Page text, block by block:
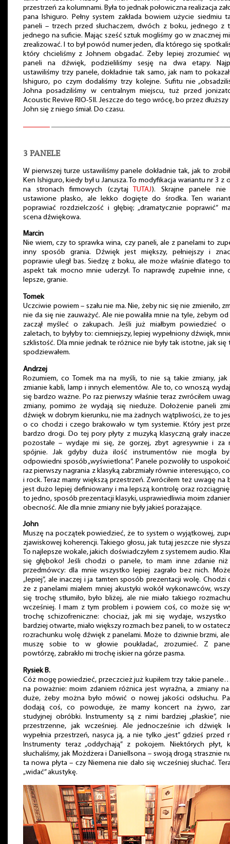
przestrzeń za kolumnami. Była to jednak połowiczna realizacja
pana Ishiguro. Pełny system zakłada bowiem użycie siedmiu
paneli – trzech przed słuchaczem, dwóch z boku, jednego z
jednego na suficie. Mając sześć sztuk mogliśmy go w znacznej
zrealizować. I to był powód numer jeden, dla którego się
który chcieliśmy z Johnem obgadać. Żeby lepiej zrozumieć
paneli na dźwięk, podzieliliśmy sesję na dwa etapy.
ustawiliśmy trzy panele, dokładnie tak samo, jak nam to
Ishiguro, po czym dodaliśmy trzy kolejne. Sufitu nie
Johna posadziliśmy w centralnym miejscu, tuż przed
Acoustic Revive RIO-5II. Jeszcze do tego wrócę, bo przez dłuższy
John się z niego śmiał. Do czasu.
3 PANELE
W pierwszej turze ustawiliśmy panele dokładnie tak, jak to
Ken Ishiguro, kiedy był u Janusza. To modyfikacja wariantu nr 3 z
na stronach firmowych (czytaj TUTAJ). Skrajne panele nie
ustawione płasko, ale lekko dogięte do środka. Ten
poprawiać rozdzielczość i głębię; „dramatycznie poprawić”
scena dźwiękowa.
Marcin
Nie wiem, czy to sprawka wina, czy paneli, ale z panelami to
inny sposób grania. Dźwięk jest miększy, pełniejszy i
poprawie uległ bas. Siedzę z boku, ale może właśnie dlatego
aspekt tak mocno mnie uderzył. To naprawdę zupełnie inne,
lepsze, granie.
Tomek
Uczciwie powiem – szału nie ma. Nie, żeby nic się nie zmieniło,
nie da się nie zauważyć. Ale nie powaliła mnie na tyle, żebym od
zaczął myśleć o zakupach. Jeśli już miałbym powiedzieć o
zaletach, to byłyby to: ciemniejszy, lepiej wypełniony dźwięk,
szklistość. Dla mnie jednak te różnice nie były tak istotne, jak się
spodziewałem.
Andrzej
Rozumiem, co Tomek ma na myśli, to nie są takie zmiany, jak
zmianie kabli, lamp i innych elementów. Ale to, co wnoszą
się bardzo ważne. Po raz pierwszy właśnie teraz zwróciłem
zmiany, pomimo że wydają się nieduże. Dołożenie paneli
dźwięk w dobrym kierunku, nie ma żadnych wątpliwości, że to
o co chodzi i czego brakowało w tym systemie. Który jest
bardzo drogi. Do tej pory płyty z muzyką klasyczną grały
pozostałe – wydaje mi się, że gorzej, zbyt agresywnie i za
spójnie. Jak gdyby duża ilość instrumentów nie mogła
odpowiedni sposób „wyświetlona”. Panele pozwoliły to
raz pierwszy nagrania z klasyką zabrzmiały równie interesująco,
i rock. Teraz mamy większą przestrzeń. Zwróciłem też uwagę na
jest dużo lepiej definiowany i ma lepszą kontrolę oraz
to jedno, sposób prezentacji klasyki, usprawiedliwia moim
obecność. Ale dla mnie zmiany nie były jakieś porażające.
John
Muszę na początek powiedzieć, że to system o wyjątkowej,
zjawiskowej koherencji. Takiego głosu, jak tutaj jeszcze nie
To najlepsze wokale, jakich doświadczyłem z systemem audio.
się głęboko! Jeśli chodzi o panele, to mam inne zdanie
przedmówcy: dla mnie wszystko lepiej zagrało bez nich.
„lepiej”, ale inaczej i ja tamten sposób prezentacji wolę. Chodzi
że z panelami miałem mniej akustyki wokół wykonawców,
się trochę stłumiło, było bliżej, ale nie miało takiego
wcześniej. I mam z tym problem i powiem coś, co może się
trochę schizofreniczne: chociaż, jak mi się wydaje, wszystko
bardziej otwarte, miało większy rozmach bez paneli, to w
rozrachunku wolę dźwięk z panelami. Może to dziwnie brzmi, ale
muszę sobie to w głowie poukładać, zrozumieć. Z
powtórzę, zabrakło mi trochę iskier na górze pasma.
Rysiek B.
Cóż mogę powiedzieć, przeczcież już kupiłem trzy takie
na poważnie: moim zdaniem różnica jest wyraźna, a zmiany
duże, żeby można było mówić o nowej jakości odsłuchu.
dodają coś, co powoduje, że mamy koncert na żywo,
studyjnej obróbki. Instrumenty są z nimi bardziej „płaskie”,
przestrzenne, jak wcześniej. Ale jednocześnie ich dźwięk
wypełnia przestrzeń, nasyca ją, a nie tylko „jest” gdzieś przed
Instrumenty teraz „oddychają” z pokojem. Niektórych płyt,
słuchaliśmy, jak Możdżera i Daniellsona – swoją drogą strasznie
ta nowa płyta – czy Niemena nie dało się wcześniej słuchać.
„widać” akustykę.